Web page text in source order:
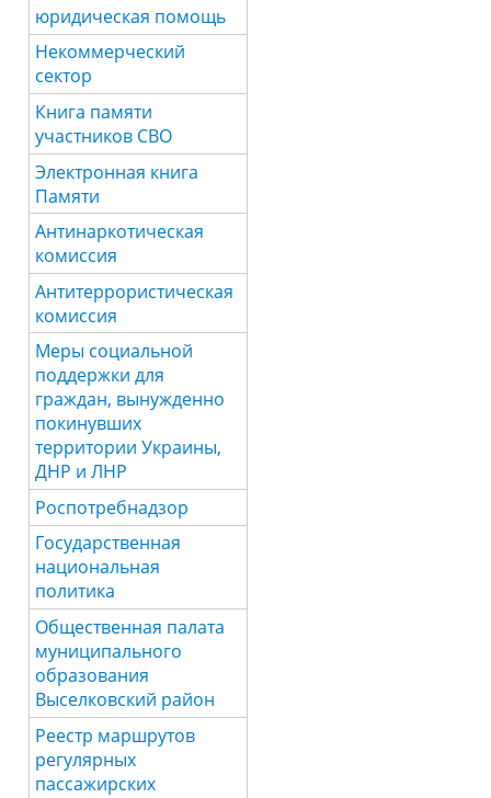
юридическая помощь
Некоммерческий
сектор
Книга памяти
участников СВО
Электронная книга
Памяти
Антинаркотическая
комиссия
Антитеррористическая
комиссия
Меры социальной
поддержки для
граждан, вынужденно
покинувших
территории Украины,
ДНР и ЛНР
Роспотребнадзор
Государственная
национальная
политика
Общественная палата
муниципального
образования
Выселковский район
Реестр маршрутов
регулярных
пассажирских